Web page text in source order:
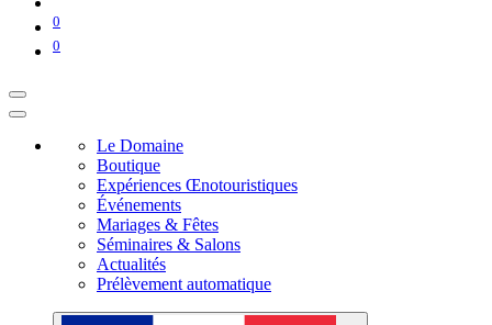
0
0
Le Domaine
Boutique
Expériences Œnotouristiques
Événements
Mariages & Fêtes
Séminaires & Salons
Actualités
Prélèvement automatique